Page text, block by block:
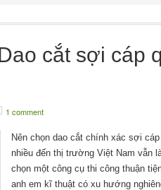
cắt sợi cáp
1 comment
Nên chọn dao cắt chính xác sợi
nhiều đến thị trường Việt Nam vẫn
chọn một công cụ thi công thuận
anh em kĩ thuật có xu hướng